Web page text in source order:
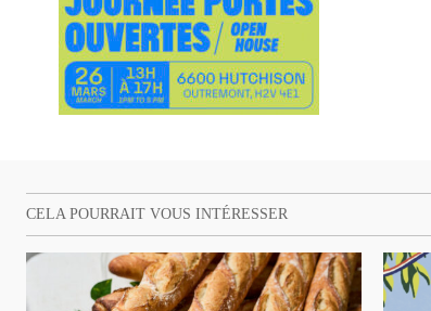
CELA POURRAIT VOUS INTÉRESSER